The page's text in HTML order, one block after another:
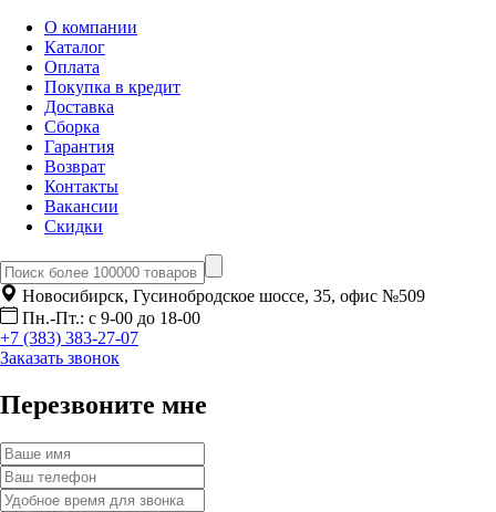
О компании
Каталог
Оплата
Покупка в кредит
Доставка
Сборка
Гарантия
Возврат
Контакты
Вакансии
Скидки
Новосибирск, Гусинобродское шоссе, 35, офис №509
Пн.-Пт.: с 9-00 до 18-00
+7 (383) 383-27-07
Заказать звонок
Перезвоните мне